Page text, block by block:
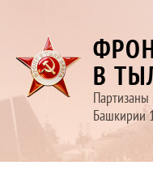
В
Башкирии